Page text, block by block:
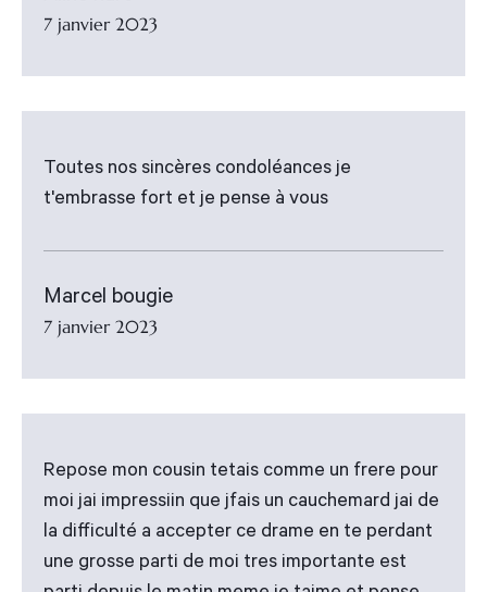
7 janvier 2023
Toutes nos sincères condoléances je
t'embrasse fort et je pense à vous
Marcel bougie
7 janvier 2023
Repose mon cousin tetais comme un frere pour
moi jai impressiin que jfais un cauchemard jai de
la difficulté a accepter ce drame en te perdant
une grosse parti de moi tres importante est